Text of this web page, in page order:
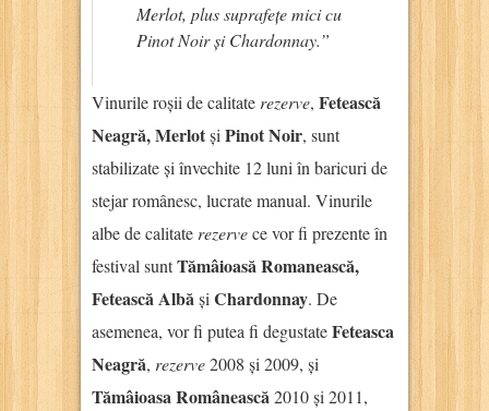
Merlot, plus suprafețe mici cu
Pinot Noir și Chardonnay.”
Vinurile roșii de calitate rezerve, Fetească
Neagră, Merlotși Pinot Noir, sunt
stabilizate și învechite 12 luni în baricuri de
stejar românesc, lucrate manual. Vinurile
albe de calitate rezervece vor fi prezente în
festival suntTămâioasă Romanească,
Fetească Albăși Chardonnay. De
asemenea, vor fi putea fi degustateFeteasca
Neagră, rezerve2008 și 2009, și
Tămâioasa Românească2010 și 2011,